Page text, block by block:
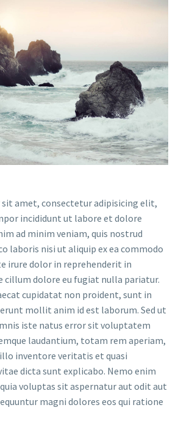
amet, consectetur adipisicing elit,
incididunt ut labore et dolore
ad minim veniam, quis nostrud
laboris nisi ut aliquip ex ea commodo
irure dolor in reprehenderit in
cillum dolore eu fugiat nulla pariatur.
cupidatat non proident, sunt in
mollit anim id est laborum. Sed ut
iste natus error sit voluptatem
laudantium, totam rem aperiam,
illo inventore veritatis et quasi
dicta sunt explicabo. Nemo enim
voluptas sit aspernatur aut odit aut
magni dolores eos qui ratione